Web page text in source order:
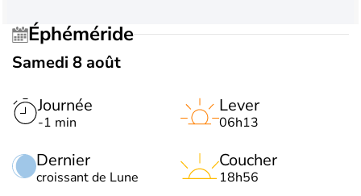
Éphéméride
Samedi 8 août
Journée
-1 min
Dernier
croissant de Lune
Lever
06h13
Coucher
18h56